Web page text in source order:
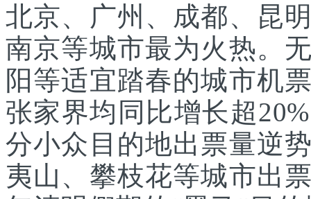
北京、广州、成都、昆
南京等城市最为火热。
阳等适宜踏春的城市机
张家界均同比增长超
分小众目的地出票量逆
夷山、攀枝花等城市出